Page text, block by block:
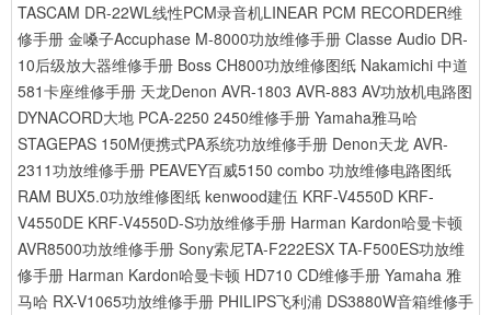
TASCAM DR-22WL线性PCM录音机LINEAR PCM RECORDER维
修手册 金嗓子Accuphase M-8000功放维修手册 Classe Audio DR-
10后级放大器维修手册 Boss CH800功放维修图纸 Nakamichi 中道
581卡座维修手册 天龙Denon AVR-1803 AVR-883 AV功放机电路图
DYNACORD大地 PCA-2250 2450维修手册 Yamaha雅马哈
STAGEPAS 150M便携式PA系统功放维修手册 Denon天龙 AVR-
2311功放维修手册 PEAVEY百威5150 combo 功放维修电路图纸
RAM BUX5.0功放维修图纸 kenwood建伍 KRF-V4550D KRF-
V4550DE KRF-V4550D-S功放维修手册 Harman Kardon哈曼卡顿
AVR8500功放维修手册 Sony索尼TA-F222ESX TA-F500ES功放维
修手册 Harman Kardon哈曼卡顿 HD710 CD维修手册 Yamaha 雅
马哈 RX-V1065功放维修手册 PHILIPS飞利浦 DS3880W音箱维修手